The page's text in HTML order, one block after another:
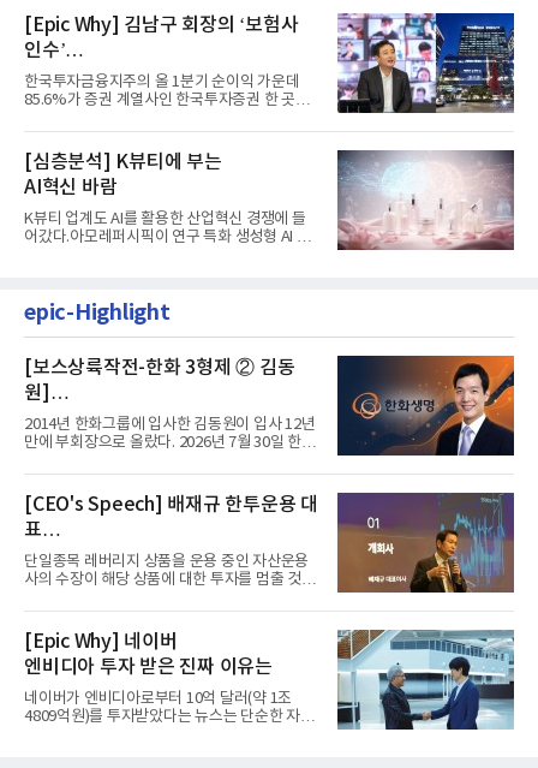
[Epic Why] 김남구 회장의 ‘보험사
인수’
발걸음이 신중해진 배경은?
한국투자금융지주의 올 1분기 순이익 가운데
85.6%가 증권 계열사인 한국투자증권 한 곳에
[심층분석] K뷰티에 부는
AI혁신 바람
K뷰티 업계도 AI를 활용한 산업혁신 경쟁에 들
어갔다.아모레퍼시픽이 연구 특화 생성형 AI 플
epic-Highlight
[보스상륙작전-한화 3형제 ② 김동
원]
입사 12년 만에 금융계열 수장 등극
2014년 한화그룹에 입사한 김동원이 입사 12년
만에 부회장으로 올랐다. 2026년 7월 30일 한화
[CEO's Speech] 배재규 한투운용 대
표
“개별종목 레버리지 투자 지금이라도
멈춰라”
단일종목 레버리지 상품을 운용 중인 자산운용
사의 수장이 해당 상품에 대한 투자를 멈출 것을
[Epic Why] 네이버
엔비디아 투자 받은 진짜 이유는
네이버가 엔비디아로부터 10억 달러(약 1조
4809억원)를 투자받았다는 뉴스는 단순한 자금